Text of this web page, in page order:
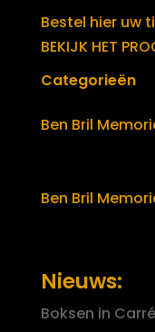
Bestel hier uw
BEKIJK HET
Categorieën
Ben Bril
Ben Bril
Nieuws:
Boksen in